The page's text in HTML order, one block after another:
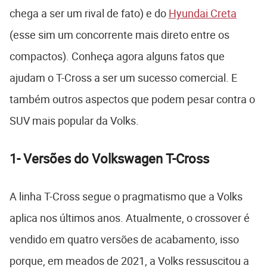
chega a ser um rival de fato) e do Hyundai Creta
(esse sim um concorrente mais direto entre os
compactos). Conheça agora alguns fatos que
ajudam o T-Cross a ser um sucesso comercial. E
também outros aspectos que podem pesar contra o
SUV mais popular da Volks.
1- Versões do Volkswagen T-Cross
A linha T-Cross segue o pragmatismo que a Volks
aplica nos últimos anos. Atualmente, o crossover é
vendido em quatro versões de acabamento, isso
porque, em meados de 2021, a Volks ressuscitou a